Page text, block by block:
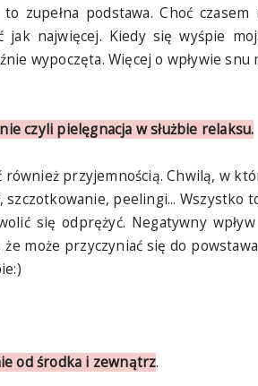
zupełna podstawa. Choć
najwięcej. Kiedy się wyśpie
wypoczęta. Więcej o wpływie snu
czyli pielęgnacja w służbie relaksu.
przyjemnością. Chwilą, w
peelingi... Wszystko
się odprężyć. Negatywny
może przyczyniać się do
od środka i zewnątrz.